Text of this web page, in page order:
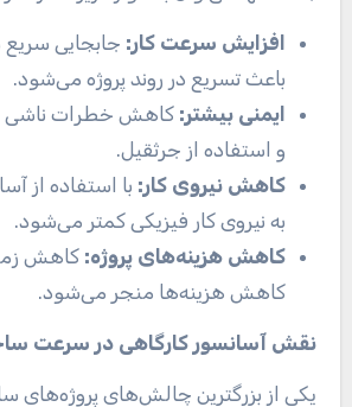
افزایش سرعت کار: جابجایی سریع
باعث تسریع در روند پروژه می‌شود.
ایمنی بیشتر: کاهش خطرات ناشی
و استفاده از جرثقیل.
کاهش نیروی کار: با استفاده از
به نیروی کار فیزیکی کمتر می‌شود.
کاهش هزینه‌های پروژه: کاهش
کاهش هزینه‌ها منجر می‌شود.
نقش آسانسور کارگاهی در سرعت
یکی از بزرگترین چالش‌های پروژه‌های